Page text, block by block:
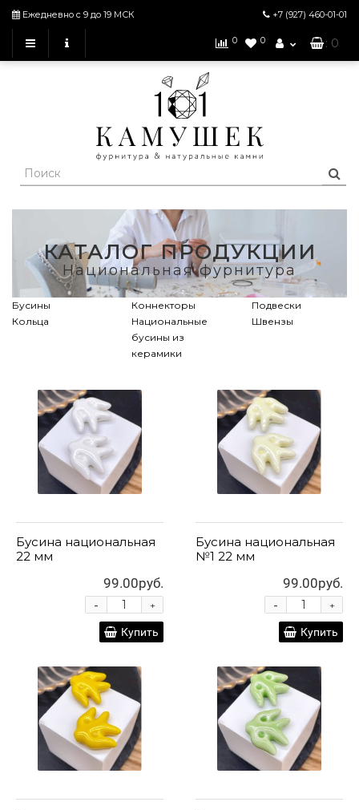
Ежедневно с 9 до 19 МСК +7 (927) 460-01-01
0 0 : 0
КАТАЛОГ ПРОДУКЦИИ
Национальная фурнитура
Бусины
Кольца
Коннекторы
Национальные
бусины из
керамики
Подвески
Швензы
Бусина национальная
22 мм
99.00руб.
+
-
Купить
Бусина национальная
№1 22 мм
99.00руб.
+
-
Купить